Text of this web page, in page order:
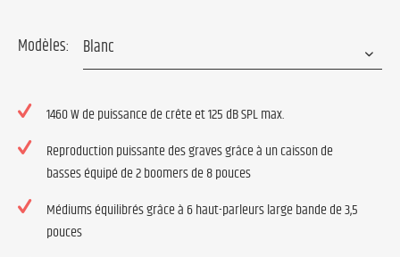
Modèles:
1460 W de puissance de crête et 125 dB SPL max.
Reproduction puissante des graves grâce à un caisson de
basses équipé de 2 boomers de 8 pouces
Médiums équilibrés grâce à 6 haut-parleurs large bande de 3,5
pouces